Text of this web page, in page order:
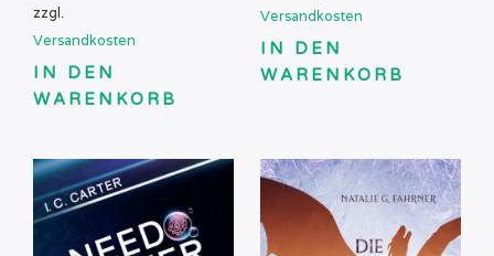
zzgl.
Versandkosten
IN DEN
WARENKORB
Versandkosten
IN DEN
WARENKORB